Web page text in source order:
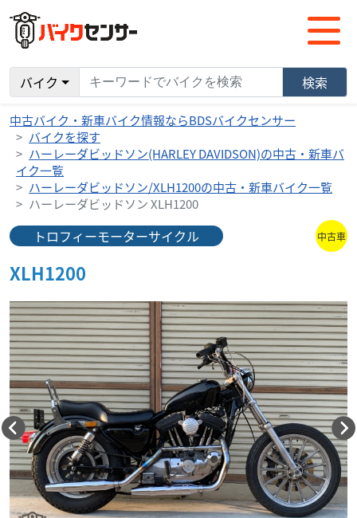
バイク 検索
中古バイク・新車バイク情報ならBDSバイクセンサー
バイクを探す
ハーレーダビッドソン(HARLEY DAVIDSON)の中古・新車バ
イク一覧
ハーレーダビッドソン/XLH1200の中古・新車バイク一覧
ハーレーダビッドソン XLH1200
トロフィーモーターサイクル 中古車
XLH1200